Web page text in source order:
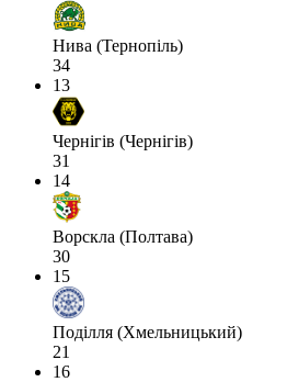
Нива (Тернопіль)
34
13
Чернігів (Чернігів)
31
14
Ворскла (Полтава)
30
15
Поділля (Хмельницький)
21
16